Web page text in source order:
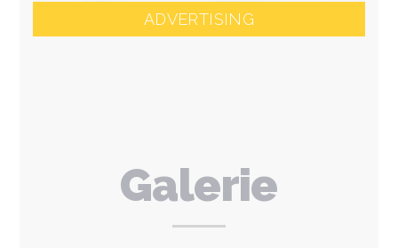
ADVERTISING
Galerie